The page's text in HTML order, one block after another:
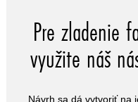
Pre zladenie
využite náš
Návrh sa dá vytvoriť na